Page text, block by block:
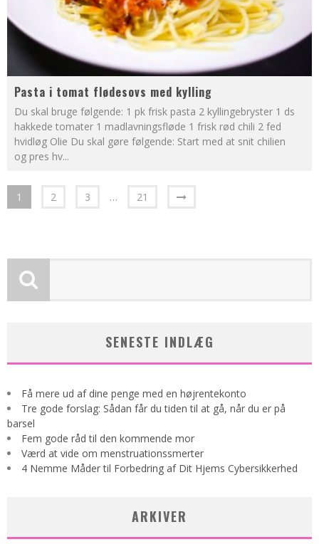
Pasta i tomat flødesovs med kylling
Du skal bruge følgende: 1 pk frisk pasta 2 kyllingebryster 1 ds
hakkede tomater 1 madlavningsfløde 1 frisk rød chili 2 fed
hvidløg Olie Du skal gøre følgende: Start med at snit chilien
og pres hv...
1 2 3 … 21
SENESTE INDLÆG
Få mere ud af dine penge med en højrentekonto
Tre gode forslag: Sådan får du tiden til at gå, når du er på
barsel
Fem gode råd til den kommende mor
Værd at vide om menstruationssmerter
4 Nemme Måder til Forbedring af Dit Hjems Cybersikkerhed
ARKIVER